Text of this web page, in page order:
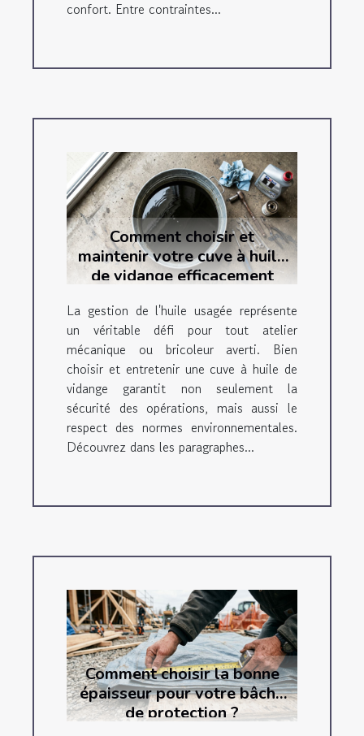
confort. Entre contraintes...
Comment choisir et
maintenir votre cuve à huile
de vidange efficacement
La gestion de l'huile usagée représente
un véritable défi pour tout atelier
mécanique ou bricoleur averti. Bien
choisir et entretenir une cuve à huile de
vidange garantit non seulement la
sécurité des opérations, mais aussi le
respect des normes environnementales.
Découvrez dans les paragraphes...
Comment choisir la bonne
épaisseur pour votre bâche
de protection ?